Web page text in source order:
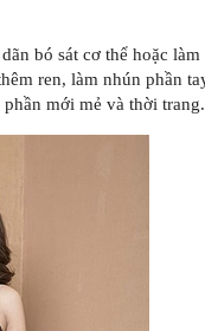
bó sát cơ thể hoặc làm
ren, làm nhún phần
mới mẻ và thời trang.